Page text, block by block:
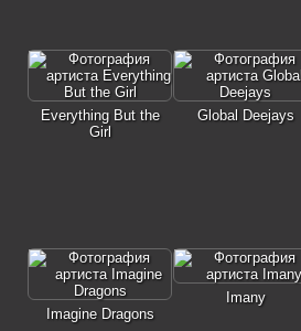
Everything But the
Girl
Global Deejays
Imagine Dragons
Imany